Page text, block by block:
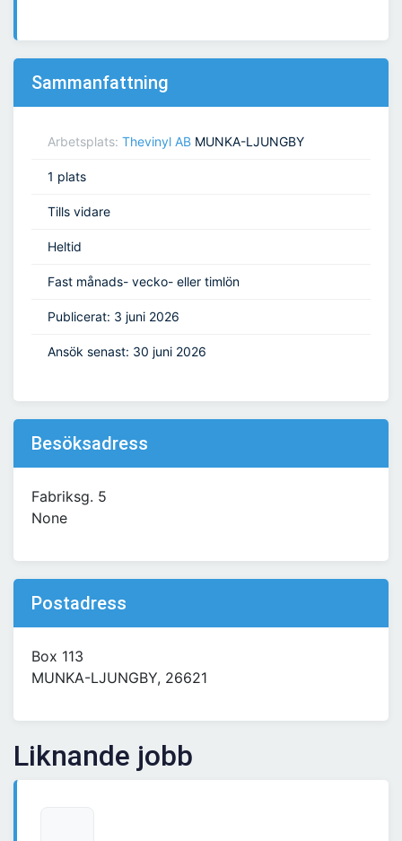
Sammanfattning
Arbetsplats: Thevinyl AB MUNKA-LJUNGBY
1 plats
Tills vidare
Heltid
Fast månads- vecko- eller timlön
Publicerat: 3 juni 2026
Ansök senast: 30 juni 2026
Besöksadress
Fabriksg. 5
None
Postadress
Box 113
MUNKA-LJUNGBY, 26621
Liknande jobb